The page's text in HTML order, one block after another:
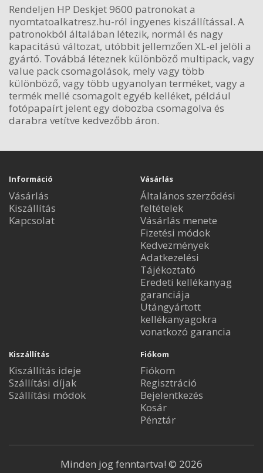
Rendeljen HP Deskjet 9600 patronokat a
nyomtatoalkatresz.hu-ról ingyenes kiszállítással. A
patronokból általában létezik, normál és nagy
kapacitású változat, utóbbit jellemzően XL-el jelöli a
gyártó. Továbbá léteznek különböző multipack, vagy
value pack csomagolások, mely vagy több
különböző, vagy több ugyanolyan terméket, vagy a
termék mellé csomagolt egyéb kelléket, például
fotópapaírt jelent egy dobozba csomagolva és
darabra vetítve kedvezőbb áron.
Információ
Vásárlás
Kiszállítás
Kapcsolat
Vásárlás
Általános szerződési
feltételek
Vásárlás menete
Fizetési módok
Kedvezmények
Adatkezelési
Tájékoztató
Eredeti kellékanyag
garanciája
Utángyártott
kellékanyagokra
vonatkozó garancia
Kiszállítás
Kiszállítás ideje
Szállítási díjak
Szállítási módok
Fiókom
Fiókom
Regisztráció
Bejelentkezés
Kosár
Pénztár
Minden jog fenntartva! © 2026